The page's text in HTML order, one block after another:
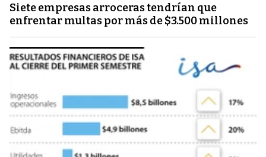
Siete empresas arroceras tendrían que
enfrentar multas por más de $3.500 millones